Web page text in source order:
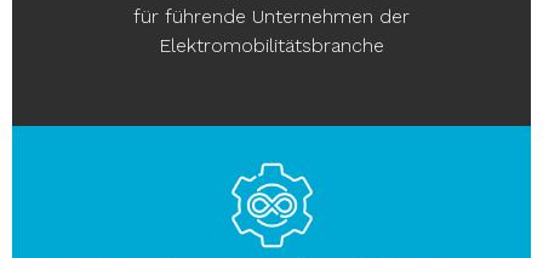
für führende Unternehmen der
Elektromobilitätsbranche